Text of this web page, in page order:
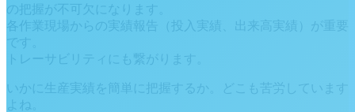
の把握が不可欠になります。
各作業現場からの実績報告（投入実績、出来高実績）が重要
です。
トレーサビリティにも繋がります。
いかに生産実績を簡単に把握するか。どこも苦労しています
よね。